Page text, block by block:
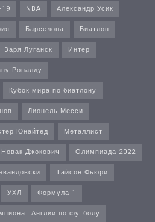
19 NBA
Александр Усик
Барселона
Биатлон
Заря Луганск
Интер
Роналду
Кубок мира по биатлону
Лионель Месси
Юнайтед
Металлист
Новак Джокович
Олимпиада 2022
Тайсон Фьюри
УХЛ
Формула-1
Англии по футболу